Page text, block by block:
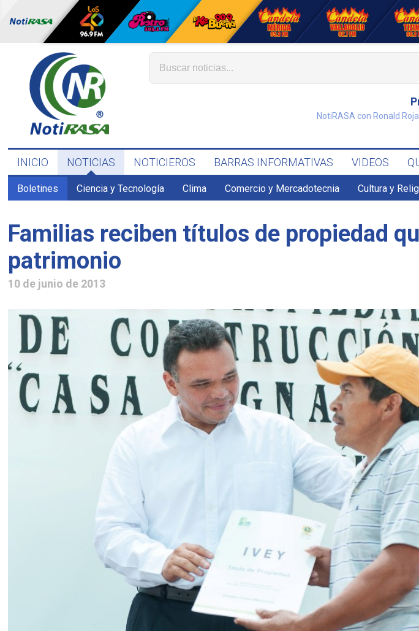
NotiRASA con Ronald
INICIO NOTICIAS NOTICIEROS BARRAS INFORMATIVAS VIDEOS
Boletines Ciencia y Tecnología Clima Comercio y Mercadotecnia Cultura y
Familias reciben títulos de propiedad
patrimonio
10 de junio de 2013